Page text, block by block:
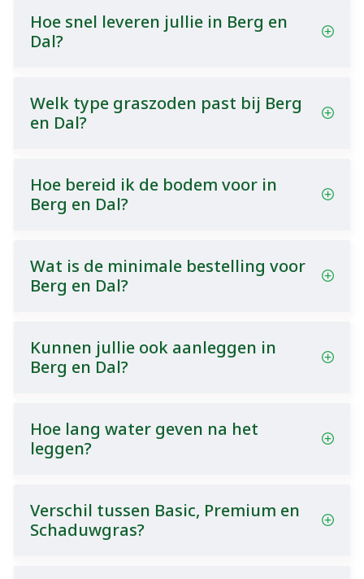
Hoe snel leveren jullie in Berg en
Dal?
Welk type graszoden past bij Berg
en Dal?
Hoe bereid ik de bodem voor in
Berg en Dal?
Wat is de minimale bestelling voor
Berg en Dal?
Kunnen jullie ook aanleggen in
Berg en Dal?
Hoe lang water geven na het
leggen?
Verschil tussen Basic, Premium en
Schaduwgras?